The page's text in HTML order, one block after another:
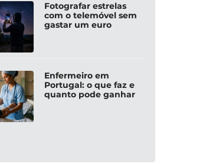
Fotografar estrelas
com o telemóvel sem
gastar um euro
Enfermeiro em
Portugal: o que faz e
quanto pode ganhar